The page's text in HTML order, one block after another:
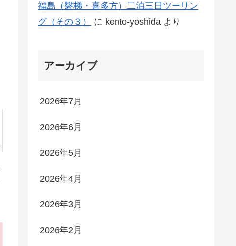
福島（磐梯・喜多方）二泊三日ツーリン
グ（その３）
に kento-yoshida より
アーカイブ
2026年7月
2026年6月
2026年5月
2026年4月
2026年3月
2026年2月